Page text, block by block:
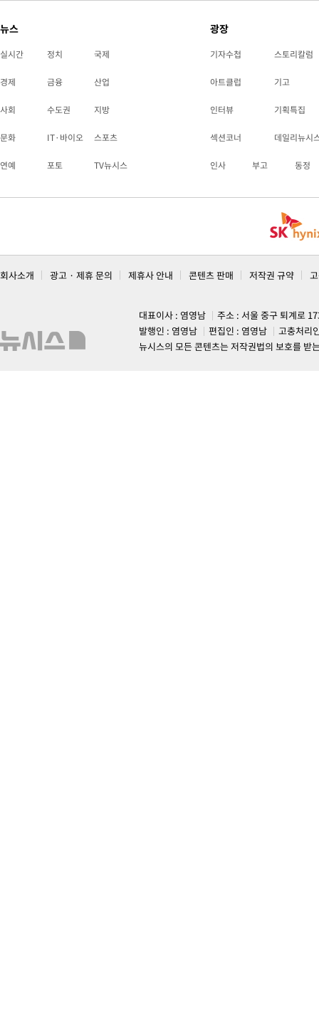
뉴스
실시간 정치 국제
경제 금융 산업
사회 수도권 지방
문화 IT·바이오 스포츠
연예 포토 TV뉴시스
광장
기자수첩 스토리칼럼
아트클럽 기고
인터뷰 기획특집
섹션코너 데일리뉴시
인사 부고 동정
회사소개 광고 · 제휴 문의 제휴사 안내 콘텐츠 판매 저작권 규약
대표이사 : 염영남
주소 : 서울 중구 퇴계로
발행인 : 염영남
편집인 : 염영남
고충처리
뉴시스의 모든 콘텐츠는 저작권법의 보호를